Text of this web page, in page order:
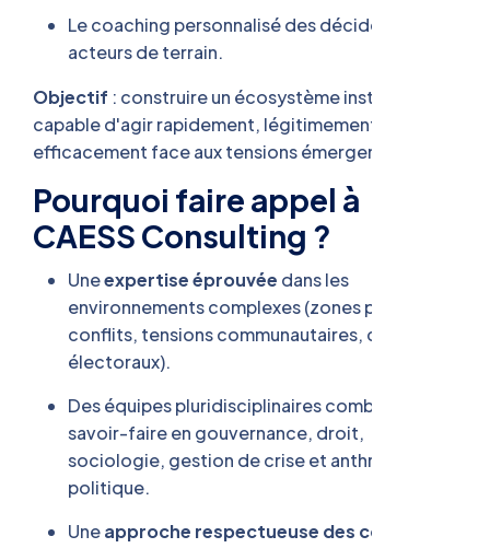
Le coaching personnalisé des décideurs et
acteurs de terrain.
Objectif : construire un écosystème institutionnel
capable d'agir rapidement, légitimement et
efficacement face aux tensions émergentes.
Pourquoi faire appel à
CAESS Consulting ?
Uneexpertise éprouvée dans les
environnements complexes (zones post-
conflits, tensions communautaires, conflits
électoraux).
Des équipes pluridisciplinaires combinant
savoir-faire en gouvernance, droit,
sociologie, gestion de crise et anthropologie
politique.
Uneapproche respectueuse des contextes